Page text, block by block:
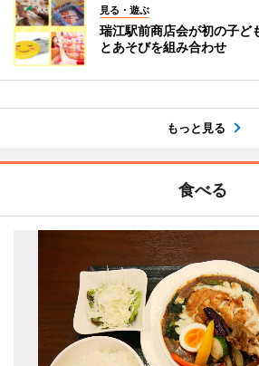
見る・遊ぶ
瑞江駅前商店会が初の子
とあそびを組み合わせ
もっと見る
食べる